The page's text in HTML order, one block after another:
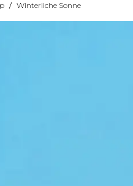
/ Winterliche Sonne